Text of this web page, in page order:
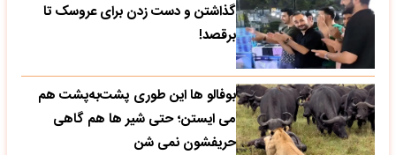
گذاشتن و دست زدن برای عروسک تا
برقصد!
بوفالو ها این‌ طوری پشت‌به‌پشت هم
می‌ ایستن؛ حتی شیر ها هم گاهی
حریفشون نمی‌ شن